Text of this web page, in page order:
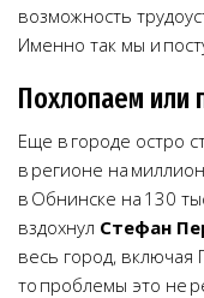
возможность
Именно так мы и
Похлопаем или
Еще в городе остро
в регионе на
в Обнинске на 130
вздохнул Стефан
весь город, включая
то проблемы это не